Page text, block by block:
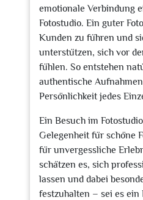
emotionale Verbindung
Fotostudio. Ein guter
Kunden zu führen und
unterstützen, sich vor
fühlen. So entstehen
authentische
Persönlichkeit jedes
Ein Besuch im
Gelegenheit für schöne
für unvergessliche
schätzen es, sich
lassen und dabei
festzuhalten – sei es